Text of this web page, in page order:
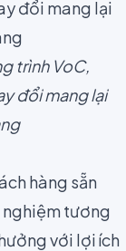
trình VoC,
đổi mang lại
hàng sẵn
nghiệm tương
với lợi ích